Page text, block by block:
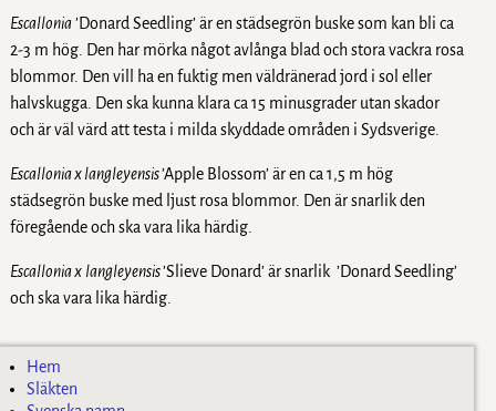
Escallonia’Donard Seedling’ är en städsegrön buske som kan bli ca
2-3 m hög. Den har mörka något avlånga blad och stora vackra rosa
blommor. Den vill ha en fuktig men väldränerad jord i sol eller
halvskugga. Den ska kunna klara ca 15 minusgrader utan skador
och är väl värd att testa i milda skyddade områden i Sydsverige.
Escallonia xlangleyensis’Apple Blossom’ är en ca 1,5 m hög
städsegrön buske med ljust rosa blommor. Den är snarlik den
föregående och ska vara lika härdig.
Escallonia x langleyensis’Slieve Donard’ är snarlik ’Donard Seedling’
och ska vara lika härdig.
Hem
Släkten